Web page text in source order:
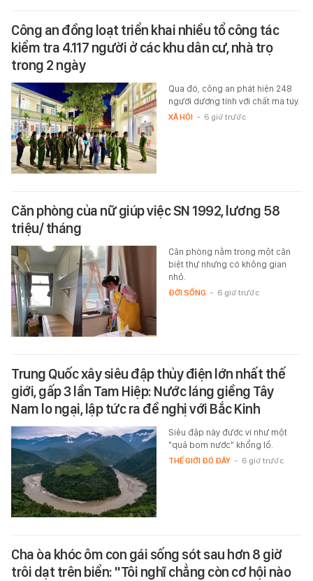
Công an đồng loạt triển khai nhiều tổ công tác
kiểm tra 4.117 người ở các khu dân cư, nhà trọ
trong 2 ngày
Qua đó, công an phát hiện 248
người dương tính với chất ma túy.
XÃ HỘI - 6 giờ trước
Căn phòng của nữ giúp việc SN 1992, lương 58
triệu/ tháng
Căn phòng nằm trong một căn
biệt thự nhưng có không gian
nhỏ.
ĐỜI SỐNG - 6 giờ trước
Trung Quốc xây siêu đập thủy điện lớn nhất thế
giới, gấp 3 lần Tam Hiệp: Nước láng giềng Tây
Nam lo ngại, lập tức ra đề nghị với Bắc Kinh
Siêu đập này được ví như một
"quả bom nước" khổng lồ.
THẾ GIỚI ĐÓ ĐÂY - 6 giờ trước
Cha òa khóc ôm con gái sống sót sau hơn 8 giờ
trôi dạt trên biển: "Tôi nghĩ chẳng còn cơ hội nào